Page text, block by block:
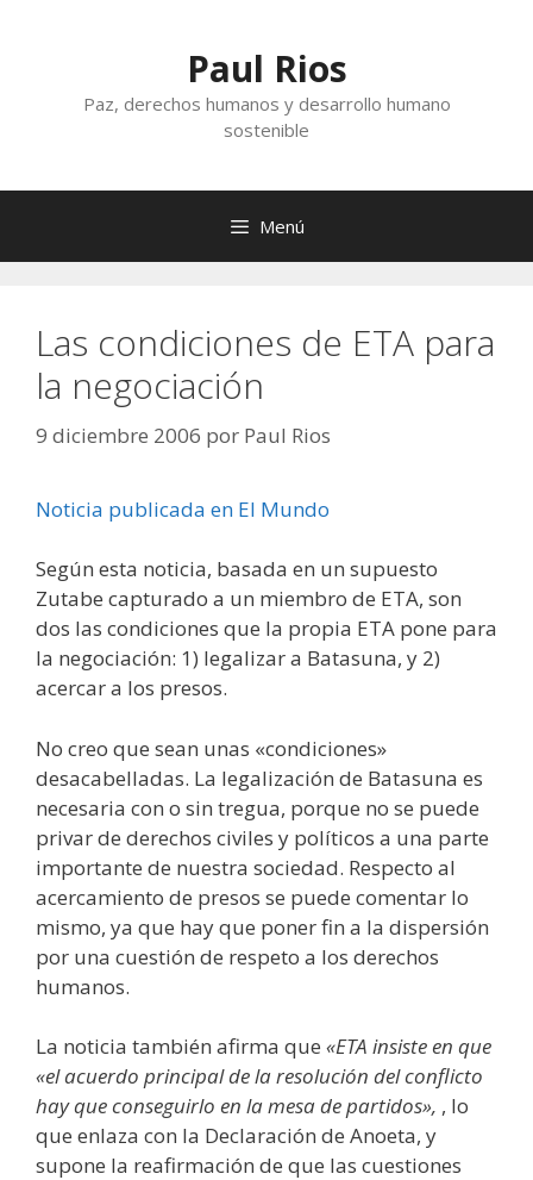
Paul Rios
Paz, derechos humanos y desarrollo humano
sostenible
Menú
Las condiciones de ETA para
la negociación
9 diciembre 2006 por Paul Rios
Noticia publicada en El Mundo
Según esta noticia, basada en un supuesto
Zutabe capturado a un miembro de ETA, son
dos las condiciones que la propia ETA pone para
la negociación: 1) legalizar a Batasuna, y 2)
acercar a los presos.
No creo que sean unas «condiciones»
desacabelladas. La legalización de Batasuna es
necesaria con o sin tregua, porque no se puede
privar de derechos civiles y políticos a una parte
importante de nuestra sociedad. Respecto al
acercamiento de presos se puede comentar lo
mismo, ya que hay que poner fin a la dispersión
por una cuestión de respeto a los derechos
humanos.
La noticia también afirma que «ETA insiste en que
«el acuerdo principal de la resolución del conflicto
hay que conseguirlo en la mesa de partidos», , lo
que enlaza con la Declaración de Anoeta, y
supone la reafirmación de que las cuestiones